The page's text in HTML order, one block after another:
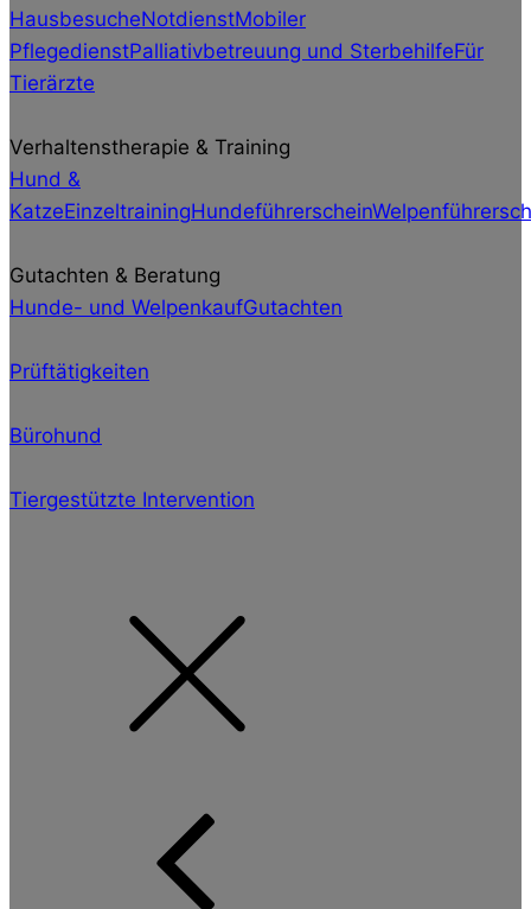
HausbesucheNotdienstMobiler
PflegedienstPalliativbetreuung und SterbehilfeFür
Tierärzte
Verhaltenstherapie & Training
Hund &
KatzeEinzeltrainingHundeführerschein
Gutachten & Beratung
Hunde- und WelpenkaufGutachten
Prüftätigkeiten
Bürohund
Tiergestützte Intervention